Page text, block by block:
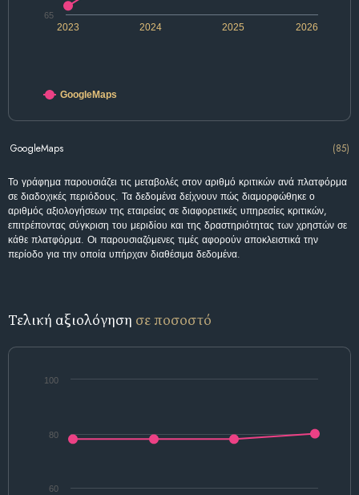
2024 2026
2023 2025
65
GoogleMaps
GoogleMaps (85)
Το γράφημα παρουσιάζει τις μεταβολές στον αριθμό κριτικών ανά πλατφόρμα
σε διαδοχικές περιόδους. Τα δεδομένα δείχνουν πώς διαμορφώθηκε ο
αριθμός αξιολογήσεων της εταιρείας σε διαφορετικές υπηρεσίες κριτικών,
επιτρέποντας σύγκριση του μεριδίου και της δραστηριότητας των χρηστών σε
κάθε πλατφόρμα. Οι παρουσιαζόμενες τιμές αφορούν αποκλειστικά την
περίοδο για την οποία υπήρχαν διαθέσιμα δεδομένα.
Τελική αξιολόγηση σε ποσοστό
60
80
100